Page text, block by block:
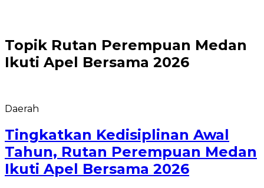
Topik Rutan Perempuan Medan
Ikuti Apel Bersama 2026
Daerah
Tingkatkan Kedisiplinan Awal
Tahun, Rutan Perempuan Medan
Ikuti Apel Bersama 2026